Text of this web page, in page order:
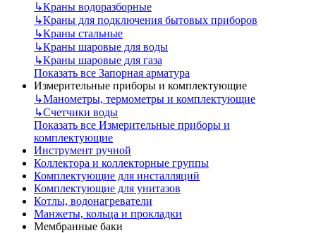
↳Краны водоразборные
↳Краны для подключения бытовых приборов
↳Краны стальные
↳Краны шаровые для воды
↳Краны шаровые для газа
Показать все Запорная арматура
Измерительные приборы и комплектующие
↳Манометры, термометры и комплектующие
↳Счетчики воды
Показать все Измерительные приборы и
комплектующие
Инструмент ручной
Коллектора и коллекторные группы
Комплектующие для инсталляций
Комплектующие для унитазов
Котлы, водонагреватели
Манжеты, кольца и прокладки
Мембранные баки